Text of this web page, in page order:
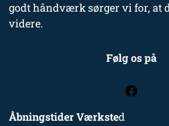
godt håndværk sørger vi for, at
videre.
Følg os på
Åbningstider Værksted